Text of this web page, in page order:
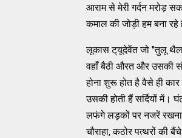
आराम से मेरी गर्दन मरोड़
कमाल की जोड़ी हम बना
लूकास ट्‌यूदेवेंत जो ''तुलू
वहाँ बैठी औरत और उसकी
होना शुरू होत है वैसे ही
उसकी होती हैं सर्दियों में।
लफंगे लड़कों पर नजरें रखना
चौराहा, कठोर पत्थरों की